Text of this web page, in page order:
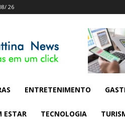
26
ENTRETENIMENTO
ESTAR TECNOLOGIA